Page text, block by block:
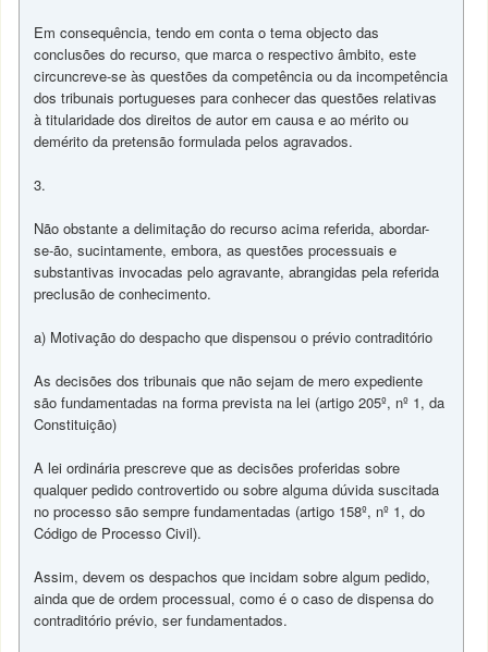
Em consequência, tendo em conta o tema objecto das
conclusões do recurso, que marca o respectivo âmbito, este
circuncreve-se às questões da competência ou da incompetência
dos tribunais portugueses para conhecer das questões relativas
à titularidade dos direitos de autor em causa e ao mérito ou
demérito da pretensão formulada pelos agravados.
3.
Não obstante a delimitação do recurso acima referida, abordar-
se-ão, sucintamente, embora, as questões processuais e
substantivas invocadas pelo agravante, abrangidas pela referida
preclusão de conhecimento.
a) Motivação do despacho que dispensou o prévio contraditório
As decisões dos tribunais que não sejam de mero expediente
são fundamentadas na forma prevista na lei (artigo 205º, nº 1, da
Constituição)
A lei ordinária prescreve que as decisões proferidas sobre
qualquer pedido controvertido ou sobre alguma dúvida suscitada
no processo são sempre fundamentadas (artigo 158º, nº 1, do
Código de Processo Civil).
Assim, devem os despachos que incidam sobre algum pedido,
ainda que de ordem processual, como é o caso de dispensa do
contraditório prévio, ser fundamentados.